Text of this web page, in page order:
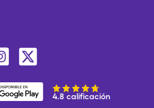
4.8 calificación